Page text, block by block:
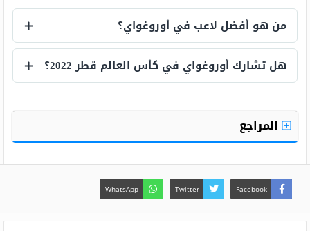
من هو أفضل لاعب في أوروغواي؟
من هو أفضل لاعب في أوروغواي؟
هل تشارك أوروغواي في كأس العالم قطر 2022؟
المراجع
Facebook
Twitter
WhatsApp